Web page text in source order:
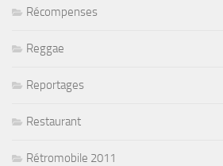
Récompenses
Reggae
Reportages
Restaurant
Rétromobile 2011